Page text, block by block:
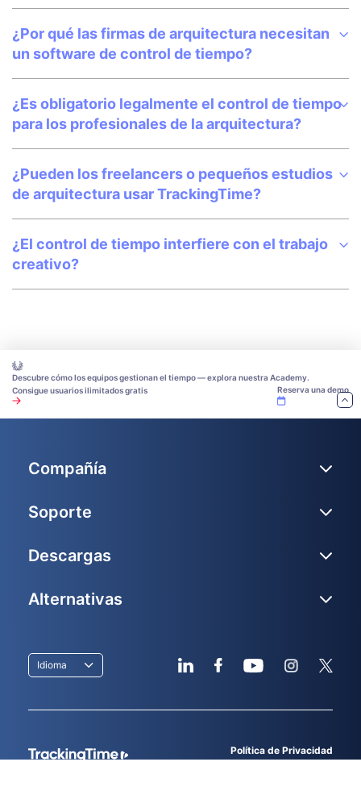
¿Por qué las firmas de arquitectura necesitan
un software de control de tiempo?
¿Es obligatorio legalmente el control de tiempo
para los profesionales de la arquitectura?
¿Pueden los freelancers o pequeños estudios
de arquitectura usar TrackingTime?
¿El control de tiempo interfiere con el trabajo
creativo?
Descubre cómo los equipos gestionan el tiempo — explora nuestra Academy.
Consigue usuarios ilimitados gratis
Reserva una demo
Política de Privacidad
Idioma
Compañía
Soporte
Descargas
Alternativas